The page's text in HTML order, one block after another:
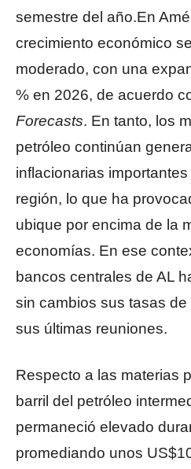
semestre del año.En
crecimiento económico
moderado, con una
% en 2026, de acuerdo
Forecasts. En tanto, los
petróleo continúan
inflacionarias
región, lo que ha
ubique por encima de la
economías. En ese
bancos centrales de AL
sin cambios sus tasas
sus últimas reuniones.
Respecto a las materias
barril del petróleo
permaneció elevado
promediando unos